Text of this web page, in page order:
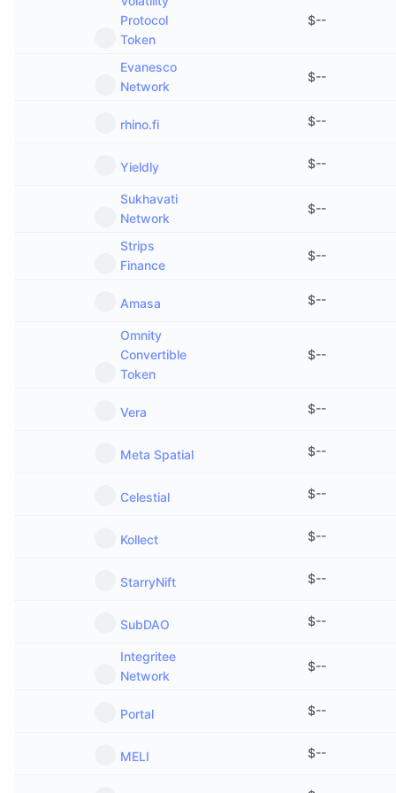
Protocol
Token
$--
Evanesco
Network
$--
rhino.fi $--
Yieldly $--
Sukhavati
Network
$--
Strips
Finance
$--
Amasa $--
Omnity
Convertible
Token
$--
Vera $--
Meta Spatial $--
Celestial $--
Kollect $--
StarryNift $--
SubDAO $--
Integritee
Network
$--
Portal $--
MELI $--